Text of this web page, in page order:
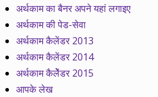
अर्थकाम का बैनर अपने यहां लगाइए
अर्थकाम की पेड-सेवा
अर्थकाम कैलेंडर 2013
अर्थकाम कैलेंडर 2014
अर्थकाम कैलेेंडर 2015
आपके लेख